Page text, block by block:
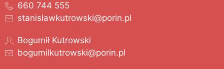
660 744 555
stanislawkutrowski@porin.pl
Bogumił Kutrowski
bogumilkutrowski@porin.pl